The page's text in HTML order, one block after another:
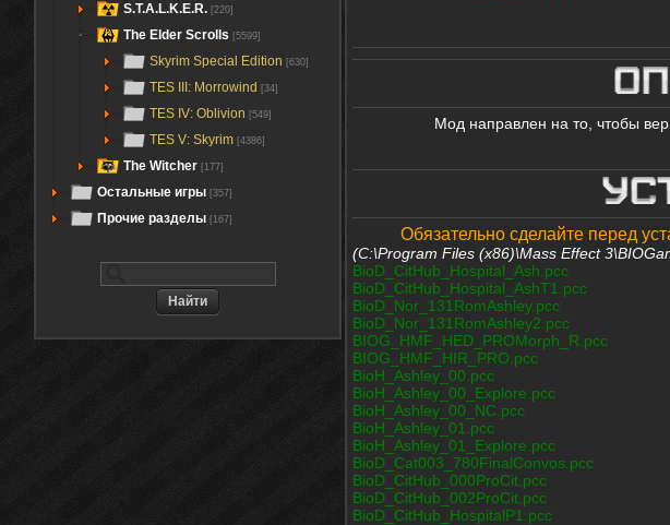
S.T.A.L.K.E.R. [220]
The Elder Scrolls [5599]
Skyrim Special Edition [630]
TES III: Morrowind [34]
TES IV: Oblivion [549]
TES V: Skyrim [4386]
The Witcher [177]
Остальные игры [357]
Прочие разделы [167]
Мод направлен на то, чтобы
Обязательно сделайте перед
(C:\Program Files (x86)\Mass Effect
BioD_CitHub_Hospital_Ash.pcc
BioD_CitHub_Hospital_AshT1.pcc
BioD_Nor_131RomAshley.pcc
BioD_Nor_131RomAshley2.pcc
BIOG_HMF_HED_PROMorph_R.pcc
BIOG_HMF_HIR_PRO.pcc
BioH_Ashley_00.pcc
BioH_Ashley_00_Explore.pcc
BioH_Ashley_00_NC.pcc
BioH_Ashley_01.pcc
BioH_Ashley_01_Explore.pcc
BioD_Cat003_780FinalConvos.pcc
BioD_CitHub_000ProCit.pcc
BioD_CitHub_002ProCit.pcc
BioD_CitHub_HospitalP1.pcc